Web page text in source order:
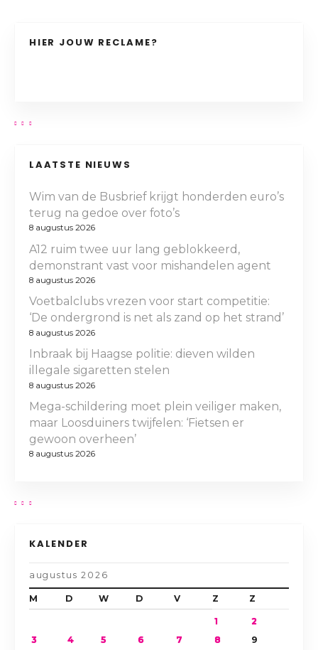
HIER JOUW RECLAME?
LAATSTE NIEUWS
Wim van de Busbrief krijgt honderden euro’s
terug na gedoe over foto’s
8 augustus 2026
A12 ruim twee uur lang geblokkeerd,
demonstrant vast voor mishandelen agent
8 augustus 2026
Voetbalclubs vrezen voor start competitie:
‘De ondergrond is net als zand op het strand’
8 augustus 2026
Inbraak bij Haagse politie: dieven wilden
illegale sigaretten stelen
8 augustus 2026
Mega-schildering moet plein veiliger maken,
maar Loosduiners twijfelen: ‘Fietsen er
gewoon overheen’
8 augustus 2026
KALENDER
augustus 2026
M D W D V Z Z
1
2
3
4 5 6 7 8
9